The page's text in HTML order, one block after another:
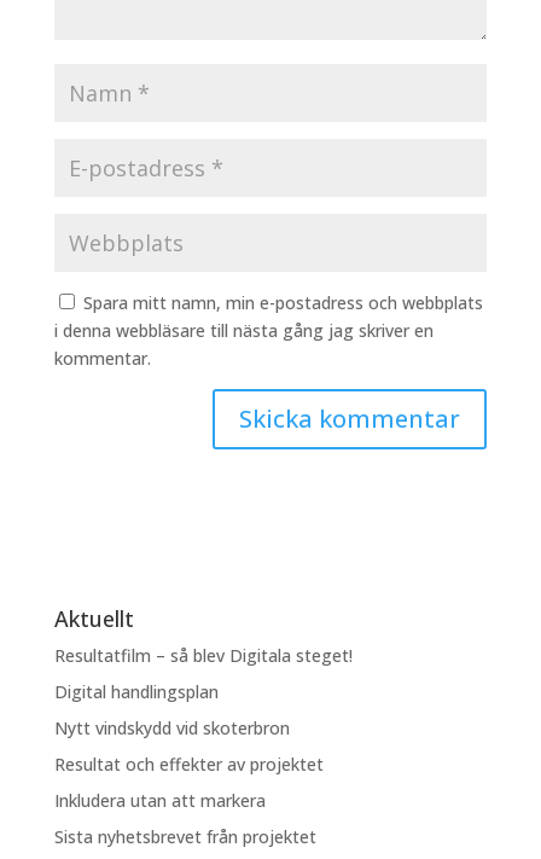
Spara mitt namn, min e-postadress och webbplats
i denna webbläsare till nästa gång jag skriver en
kommentar.
Aktuellt
Resultatfilm – så blev Digitala steget!
Digital handlingsplan
Nytt vindskydd vid skoterbron
Resultat och effekter av projektet
Inkludera utan att markera
Sista nyhetsbrevet från projektet